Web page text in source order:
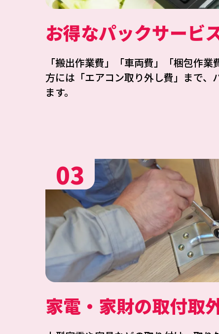
お得なパックサービ
「搬出作業費」「車両費」「梱包作
方には「エアコン取り外し費」まで、
ます。
03
家電・家財の取付取